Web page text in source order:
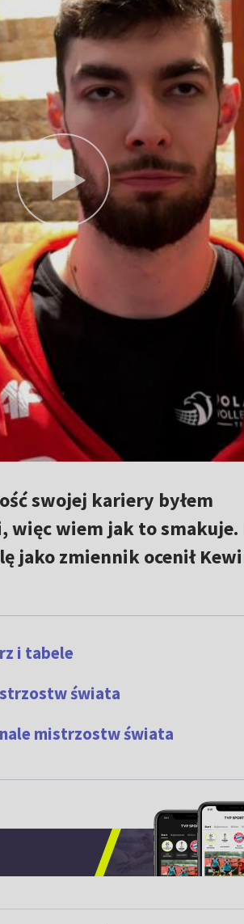
swojej kariery byłem
więc wiem jak to smakuje.
jako zmiennik ocenił
i tabele
świata
mistrzostw świata